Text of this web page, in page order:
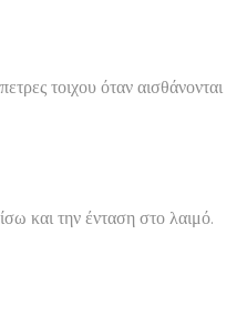
τοιχου όταν αισθάνονται
και την ένταση στο λαιμό.